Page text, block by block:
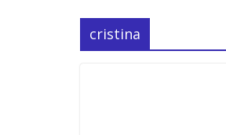
cristina